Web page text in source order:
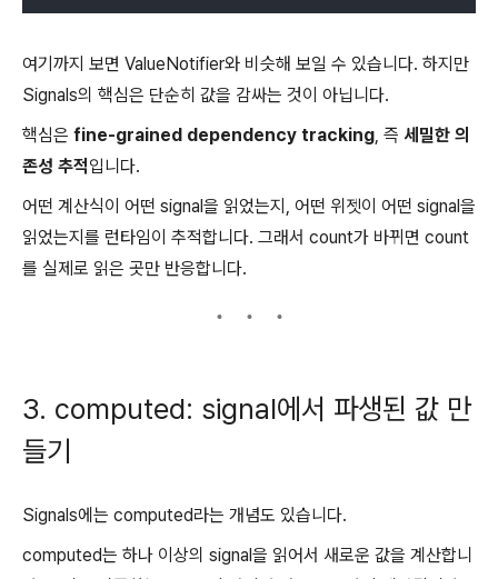
여기까지 보면 ValueNotifier와 비슷해 보일 수 있습니다. 하지만
Signals의 핵심은 단순히 값을 감싸는 것이 아닙니다.
핵심은 fine-grained dependency tracking, 즉 세밀한 의
존성 추적입니다.
어떤 계산식이 어떤 signal을 읽었는지, 어떤 위젯이 어떤 signal을
읽었는지를 런타임이 추적합니다. 그래서 count가 바뀌면 count
를 실제로 읽은 곳만 반응합니다.
3. computed: signal에서 파생된 값 만
들기
Signals에는 computed라는 개념도 있습니다.
computed는 하나 이상의 signal을 읽어서 새로운 값을 계산합니